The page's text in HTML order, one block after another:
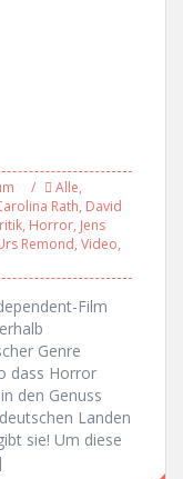
Alle,
Rath, David
, Horror, Jens
Remond, Video,
Film
Genre
dass Horror
den Genuss
Landen
sie! Um diese